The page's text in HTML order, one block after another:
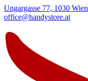
Ungargasse 77, 1030 Wien
office@handystore.at